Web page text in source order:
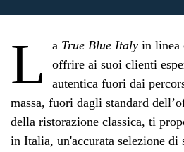
L a True Blue Italy in linea
offrire ai suoi clienti
autentica fuori dai
massa, fuori dagli standard
della ristorazione classica, ti
in Italia, un'accurata selezione di